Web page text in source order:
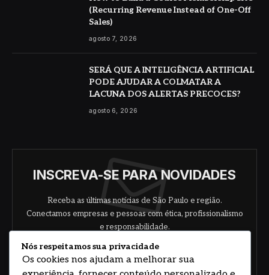
(Recurring Revenue Instead of One-Off
Sales)
agosto 7, 2026
SERÁ QUE A INTELIGÊNCIA ARTIFICIAL
PODE AJUDAR A COLMATAR A
LACUNA DOS ALERTAS PRECOCES?
agosto 6, 2026
INSCREVA-SE PARA NOVIDADES
Receba as últimas notícias de São Paulo e região.
Conectamos empresas e pessoas com ética, profissionalismo
e responsabilidade.
Nós respeitamos sua privacidade
Os cookies nos ajudam a melhorar sua